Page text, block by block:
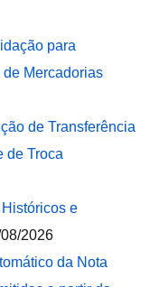
para
Mercadorias
de Transferência
de Troca
e
2026
da Nota